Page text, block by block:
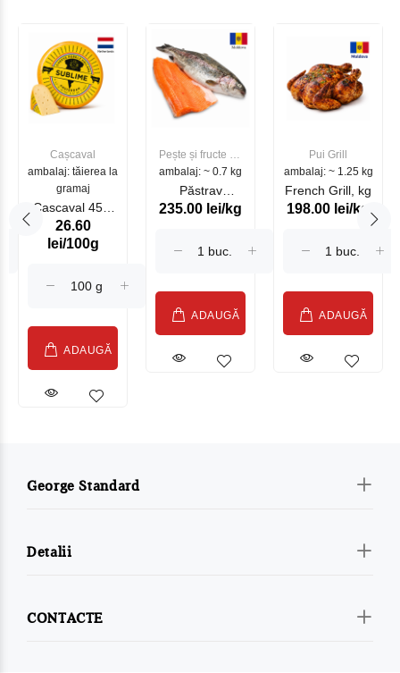
Cașcaval
ambalaj: tăierea la
gramaj
Cascaval 45%
Maasdam
Sublime Cow
26.60
lei/100g
ADAUGĂ
Pește și fructe de
mare
ambalaj: ~ 0.7 kg
Păstrav
Somonat
235.00 lei/kg
ADAUGĂ
Pui Grill
ambalaj: ~ 1.25 kg
French Grill, kg
198.00 lei/kg
ADAUGĂ
George Standard
Detalii
CONTACTE